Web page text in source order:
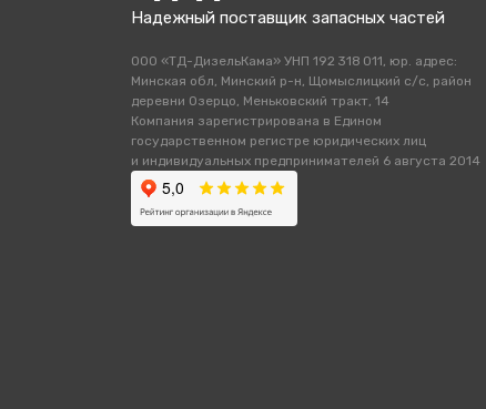
Надежный поставщик запасных частей
ООО «ТД-ДизельКама» УНП 192 318 011, юр. адрес:
Минская обл, Минский р-н, Щомыслицкий с/с, район
деревни Озерцо, Меньковский тракт, 14
Компания зарегистрирована в Едином
государственном регистре юридических лиц
и индивидуальных предпринимателей 6 августа 2014